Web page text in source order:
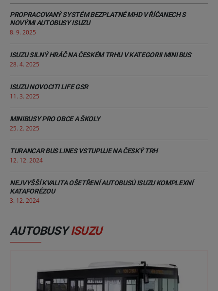
PROPRACOVANÝ SYSTÉM BEZPLATNÉ MHD V ŘÍČANECH S
NOVÝMI AUTOBUSY ISUZU
8. 9. 2025
ISUZU SILNÝ HRÁČ NA ČESKÉM TRHU V KATEGORII MINI BUS
28. 4. 2025
ISUZU NOVOCITI LIFE GSR
11. 3. 2025
MINIBUSY PRO OBCE A ŠKOLY
25. 2. 2025
TURANCAR BUS LINES VSTUPUJE NA ČESKÝ TRH
12. 12. 2024
NEJVYŠŠÍ KVALITA OŠETŘENÍ AUTOBUSŮ ISUZU KOMPLEXNÍ
KATAFORÉZOU
3. 12. 2024
AUTOBUSYISUZU